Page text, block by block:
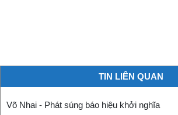
TIN LIÊN QUAN
Võ Nhai - Phát súng báo hiệu khởi nghĩa